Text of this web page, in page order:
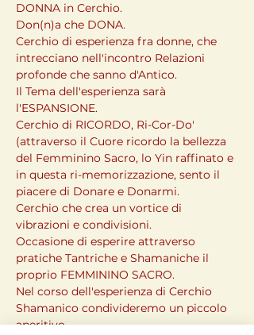
DONNA in Cerchio.
Don(n)a che DONA.
Cerchio di esperienza fra donne, che
intrecciano nell'incontro Relazioni
profonde che sanno d'Antico.
Il Tema dell'esperienza sarà
l'ESPANSIONE.
Cerchio di RICORDO, Ri-Cor-Do'
(attraverso il Cuore ricordo la bellezza
del Femminino Sacro, lo Yin raffinato e
in questa ri-memorizzazione, sento il
piacere di Donare e Donarmi.
Cerchio che crea un vortice di
vibrazioni e condivisioni.
Occasione di esperire attraverso
pratiche Tantriche e Shamaniche il
proprio FEMMININO SACRO.
Nel corso dell'esperienza di Cerchio
Shamanico condivideremo un piccolo
aperitivo.